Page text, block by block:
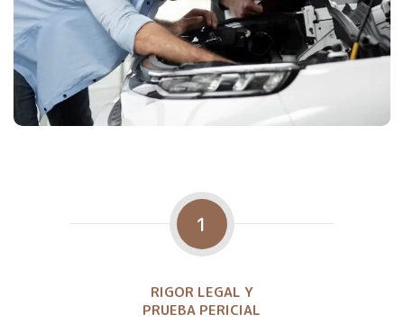
1
RIGOR LEGAL Y
PRUEBA PERICIAL